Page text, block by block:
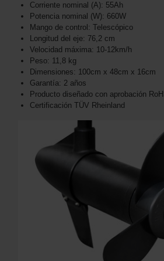
Corriente nominal (A): 55Ah
Potencia nominal (W): 660W
Mango de control: Telescópico
Longitud del eje: 76,2 cm
Velocidad máxima: 10-12km/h
Peso: 11,8 kg
Dimensiones: 100cm x 48cm x 16cm
Garantía: 2 años
Producto diseñado con aprobación
Certificación TÜV Rheinland